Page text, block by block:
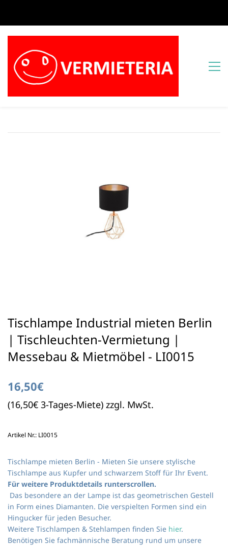
Tischlampe Industrial mieten Berlin
| Tischleuchten-Vermietung |
Messebau & Mietmöbel - LI0015
16,50€
(16,50€ 3-Tages-Miete) zzgl. MwSt.
Artikel Nr.: LI0015
Tischlampe mieten Berlin - Mieten Sie unsere stylische
Tischlampe aus Kupfer und schwarzem Stoff für Ihr Event.
Für weitere Produktdetails runterscrollen.
Das besondere an der Lampe ist das geometrischen Gestell
in Form eines Diamanten. Die verspielten Formen sind ein
Hingucker für jeden Besucher.
Weitere Tischlampen & Stehlampen finden Sie hier.
Benötigen Sie fachmännische Beratung rund um unsere